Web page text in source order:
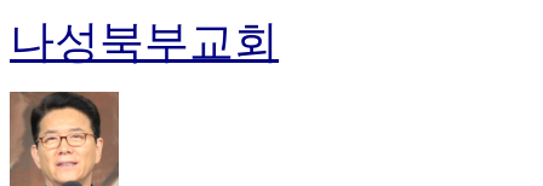
나성북부교회